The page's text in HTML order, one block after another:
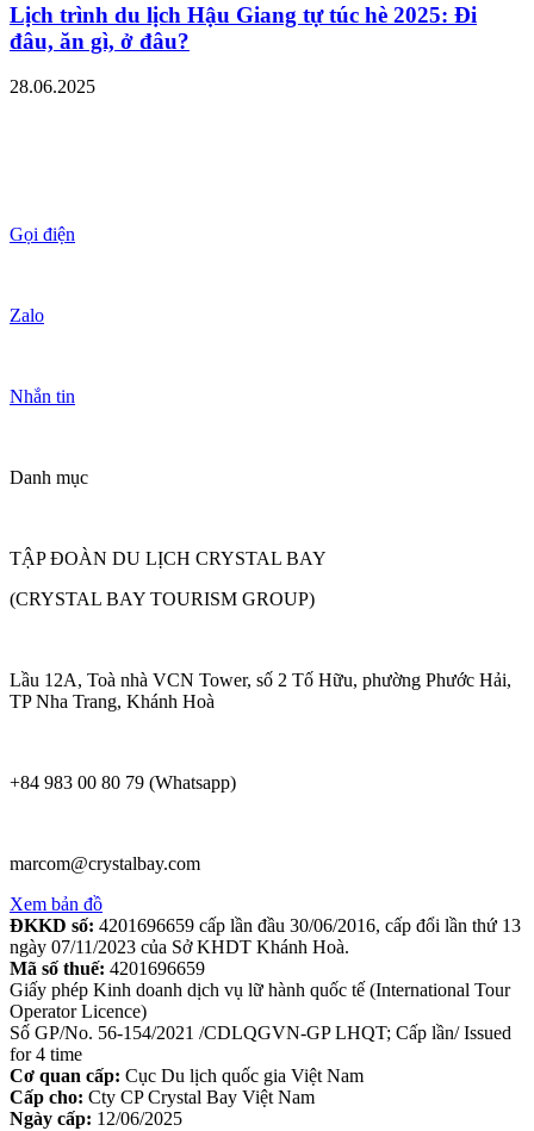
Lịch trình du lịch Hậu Giang tự túc hè 2025: Đi
đâu, ăn gì, ở đâu?
28.06.2025
Gọi điện
Zalo
Nhắn tin
Danh mục
TẬP ĐOÀN DU LỊCH CRYSTAL BAY
(CRYSTAL BAY TOURISM GROUP)
Lầu 12A, Toà nhà VCN Tower, số 2 Tố Hữu, phường Phước Hải,
TP Nha Trang, Khánh Hoà
+84 983 00 80 79 (Whatsapp)
marcom@crystalbay.com
Xem bản đồ
ĐKKD số: 4201696659 cấp lần đầu 30/06/2016, cấp đổi lần thứ 13
ngày 07/11/2023 của Sở KHDT Khánh Hoà.
Mã số thuế: 4201696659
Giấy phép Kinh doanh dịch vụ lữ hành quốc tế (International Tour
Operator Licence)
Số GP/No. 56-154/2021 /CDLQGVN-GP LHQT; Cấp lần/ Issued
for 4 time
Cơ quan cấp: Cục Du lịch quốc gia Việt Nam
Cấp cho: Cty CP Crystal Bay Việt Nam
Ngày cấp: 12/06/2025